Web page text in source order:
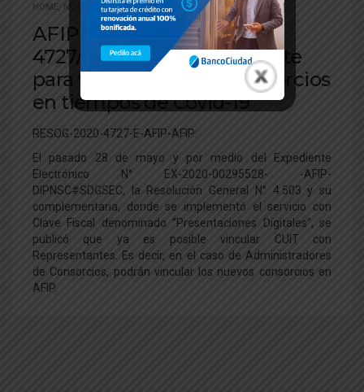
HOME, NOTICIAS
AFIP: Resolución General
4727/2020 – Muy Importante
para vincular nuevos consorcios
en tiempos de Covid-19
RESOG-2020-4727-E-AFIP-AFIP:
El pasado 28 de mayo y por medio del Expediente
Electrónico N° EX-2020-00295528- -AFIP-
DIPNSC#SDGSEC, la Resolución General N° 4.503 y su
complementaria, donde se implementó el servicio con
Clave Fiscal denominado “Presentaciones Digitales”, se
publicó que ya es posible vincular CUIT con
Representantes. Es decir, en el caso de Administradores
de Consorcios, podrán vincular los nuevos consorcios en
AFIP.